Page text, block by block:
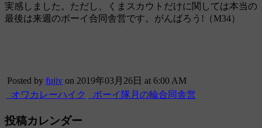
実感しました。ただし、くまスカウトだけに関しては本当の
最後は来週のボーイ合同舎営です。がんばろう!（M34）
Posted by fujiv on 2019年03月26日 at 6:00 AM
オワカレーハイク
ボーイ隊月の輪合同舎営
投稿カレンダー